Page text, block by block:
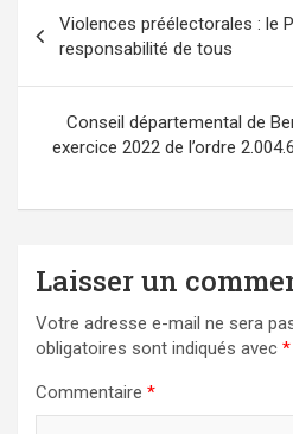
de
l’article
Violences préélectorales : le
responsabilité de tous
Conseil départemental de
exercice 2022 de l’ordre
Laisser un
Votre adresse e-mail ne sera
obligatoires sont indiqués avec *
Commentaire *